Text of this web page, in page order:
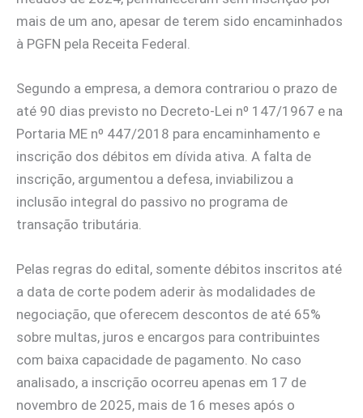
mais de um ano, apesar de terem sido encaminhados
à PGFN pela Receita Federal.
Segundo a empresa, a demora contrariou o prazo de
até 90 dias previsto no Decreto-Lei nº 147/1967 e na
Portaria ME nº 447/2018 para encaminhamento e
inscrição dos débitos em dívida ativa. A falta de
inscrição, argumentou a defesa, inviabilizou a
inclusão integral do passivo no programa de
transação tributária.
Pelas regras do edital, somente débitos inscritos até
a data de corte podem aderir às modalidades de
negociação, que oferecem descontos de até 65%
sobre multas, juros e encargos para contribuintes
com baixa capacidade de pagamento. No caso
analisado, a inscrição ocorreu apenas em 17 de
novembro de 2025, mais de 16 meses após o